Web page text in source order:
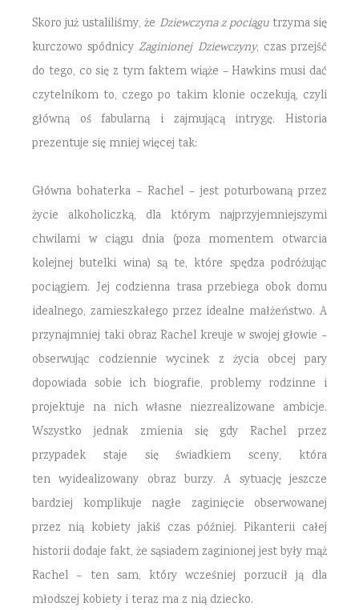
Skoro już ustaliliśmy, że Dziewczyna z pociągutrzyma się
kurczowo spódnicyZaginionej Dziewczyny, czas przejść
do tego, co się z tym faktem wiąże – Hawkins musi dać
czytelnikom to, czego po takim klonie oczekują, czyli
główną oś fabularną i zajmującą intrygę. Historia
prezentuje się mniej więcej tak:
Główna bohaterka – Rachel – jest poturbowaną przez
życie alkoholiczką, dla którym najprzyjemniejszymi
chwilami w ciągu dnia (poza momentem otwarcia
kolejnej butelki wina) są te, które spędza podróżując
pociągiem. Jej codzienna trasa przebiega obok domu
idealnego, zamieszkałego przez idealne małżeństwo. A
przynajmniej taki obraz Rachel kreuje w swojej głowie –
obserwując codziennie wycinek z życia obcej pary
dopowiada sobie ich biografie, problemy rodzinne i
projektuje na nich własne niezrealizowane ambicje.
Wszystko jednak zmienia się gdy Rachel przez
przypadek staje się świadkiem sceny, która
ten wyidealizowany obraz burzy. A sytuację jeszcze
bardziej komplikuje nagłe zaginięcie obserwowanej
przez nią kobiety jakiś czas później. Pikanterii całej
historii dodaje fakt, że sąsiadem zaginionej jest były mąż
Rachel – ten sam, który wcześniej porzucił ją dla
młodszej kobiety i teraz ma z nią dziecko.